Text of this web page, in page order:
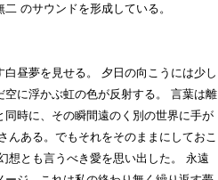
のサウンドを形成している。
昼夢を見せる。 夕日の向こうには少し
に浮かぶ虹の色が反射する。 言葉は離
時に、その瞬間遠のく別の世界に手が
んある。でもそれをそのままにしておこ
想とも言うべき愛を思い出した。 永遠